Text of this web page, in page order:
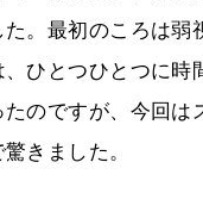
た。最初のころは弱
ひとつひとつに時
のですが、今回は
きました。